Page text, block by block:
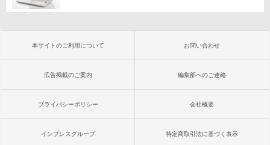
本サイトのご利用について お問い合わせ
広告掲載のご案内 編集部へのご連絡
プライバシーポリシー 会社概要
インプレスグループ 特定商取引法に基づく表示